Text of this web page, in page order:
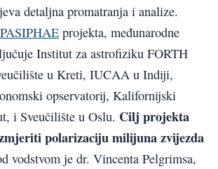
detaljna promatranja i analize.
PASIPHAE projekta, međunarodne
Institut za astrofiziku FORTH
u Kreti, IUCAA u Indiji,
opservatorij, Kalifornijski
i Sveučilište u Oslu. Cilj projekta
polarizaciju milijuna zvijezda
vodstvom je dr. Vincenta Pelgrimsa,